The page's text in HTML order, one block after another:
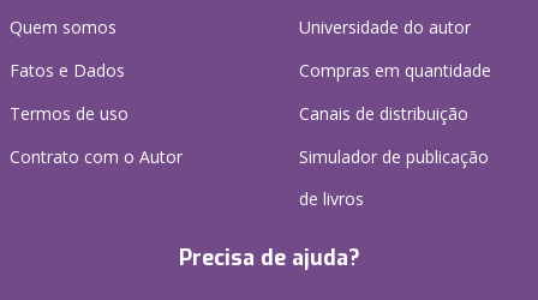
Quem somos
Fatos e Dados
Termos de uso
Contrato com o Autor
Universidade do autor
Compras em quantidade
Canais de distribuição
Simulador de publicação
de livros
Precisa de ajuda?